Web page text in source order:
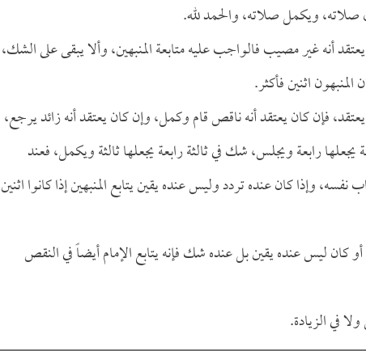
صلاته، ويكمل صلاته، والحمد لله.
أنه غير مصيب فالواجب عليه متابعة المنبهين، وألا يبقى على الشك،
اثنين فأكثر.
يعتقد، فإن كان يعتقد أنه ناقص قام وكمل، وإن كان يعتقد أنه زائد يرجع،
رابعة ويجلس، شك في ثالثة رابعة يجعلها ثالثة ويكمل، فعند
وإذا كان عنده تردد وليس عنده يقين يتابع المنبهين إذا كانوا اثنين
كان ليس عنده يقين بل عنده شك فإنه يتابع الإمام أيضاً في النقص
في الزيادة.